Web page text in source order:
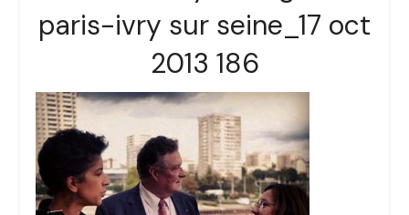
paris-ivry sur seine_17 oct
2013 186